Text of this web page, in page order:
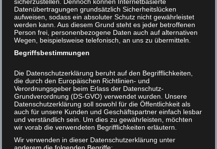
Zusammenhang mit geheimen Filmaufnahmen über
Mißstände, die an die Öffentlichkeit gespielt wurden. Im
folgenden soll auf eine Perspektive verwiesen werden,
aus der solche Aktionen gesehen werden können. Ich
zitiere aus meinem Beitrag „Tierbefreiungen – Kriminelle
„Tierrechte – Eine interdisziplinäre Herausforderung“
(Erlangen: Harald Fischer Verlag, 2007, S. 152 ):
„In bezug auf Tiere befinden wir uns heute in einer
historischen Umbruchphase. Und diese manifestiert sich
unter anderem in der Frage: Sind Tierbefreiungen
moralisch legitim? Unsere aktuelle Situation in bezug auf
Tiere ist vergleichbar mit jener historischen Situation, als
Datenübertragungen grundsätzlich Sicherheitslücken
aufweisen, sodass ein absoluter Schutz nicht gewährleistet
werden kann. Aus diesem Grund steht es jeder betroffenen
Person frei, personenbezogene Daten auch auf alternativen
Wegen, beispielsweise telefonisch, an uns zu übermitteln.
Begriffsbestimmungen
Die Datenschutzerklärung beruht auf den Begrifflichkeiten,
die durch den Europäischen Richtlinien- und
Verordnungsgeber beim Erlass der Datenschutz-
Grundverordnung (DS-GVO) verwendet wurden. Unsere
Datenschutzerklärung soll sowohl für die Öffentlichkeit als
auch für unsere Kunden und Geschäftspartner einfach lesbar
und verständlich sein. Um dies zu gewährleisten, möchten
wir vorab die verwendeten Begrifflichkeiten erläutern.
Wir verwenden in dieser Datenschutzerklärung unter